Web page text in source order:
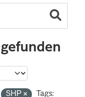
SHP
Tags: